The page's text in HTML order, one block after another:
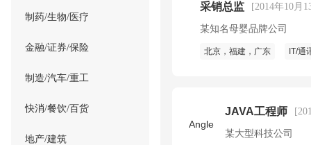
制药/生物/医疗
金融/证券/保险
制造/汽车/重工
快消/餐饮/百货
地产/建筑
采销总监 [2014年10月
某知名母婴品牌公司
北京，福建，广东 IT/通
Angle
JAVA工程师
某大型科技公司